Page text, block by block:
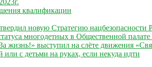
квалификации
новую Стратегию нацбезопасности
многодетных в Общественной
жизнь!» выступил на слёте движения
с детьми на руках, если некуда идти